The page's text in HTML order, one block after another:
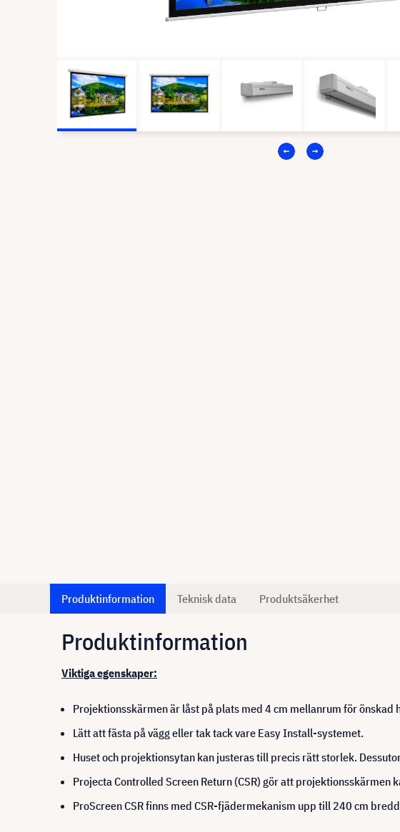
Produktinformation Teknisk data Produktsäkerhet
Produktinformation
Viktiga egenskaper:
Projektionsskärmen är låst på plats med 4 cm mellanrum för önskad
Lätt att fästa på vägg eller tak tack vare Easy Install-systemet.
Huset och projektionsytan kan justeras till precis rätt storlek.
Projecta Controlled Screen Return (CSR) gör att
ProScreen CSR finns med CSR-fjädermekanism upp till 240 cm